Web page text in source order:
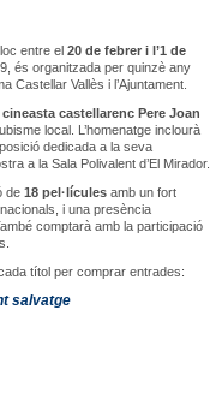
entre el 20 de febrer i l’1 de
és organitzada per quinzè any
Castellar Vallès i l’Ajuntament.
castellarenc Pere Joan
local. L’homenatge inclourà
dedicada a la seva
a la Sala Polivalent d’El Mirador.
de 18 pel·lícules amb un fort
i una presència
comptarà amb la participació
títol per comprar entrades:
salvatge